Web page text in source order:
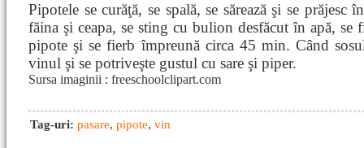
Pipotele se curăţă, se spală, se sărează şi se prăjesc
făina şi ceapa, se sting cu bulion desfăcut în apă, se
pipote şi se fierb împreună circa 45 min. Când
vinul şi se potriveşte gustul cu sare şi piper.
Sursa imaginii : freeschoolclipart.com
Tag-uri: pasare, pipote, vin